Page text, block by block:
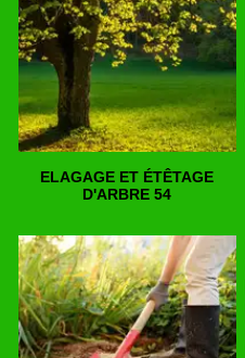
ELAGAGE ET ÉTÊTAGE
D'ARBRE 54